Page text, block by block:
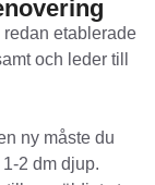
redan etablerade
och leder till
ny måste du
2 dm djup.